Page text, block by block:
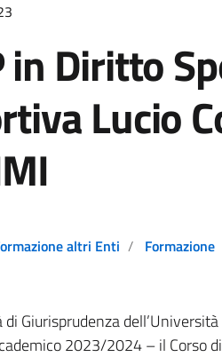
in Diritto
Lucio
altri Enti Formazione
di Giurisprudenza
2023/2024 – il Corso